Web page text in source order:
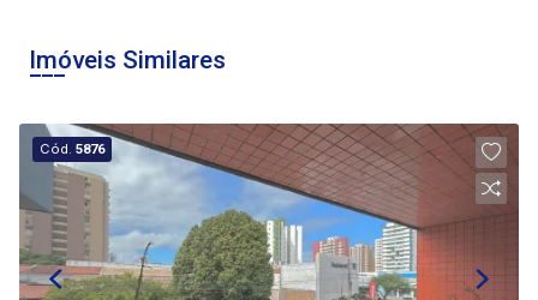
09:00
10:00 Continuar
Imóveis Similares
Cód.5876